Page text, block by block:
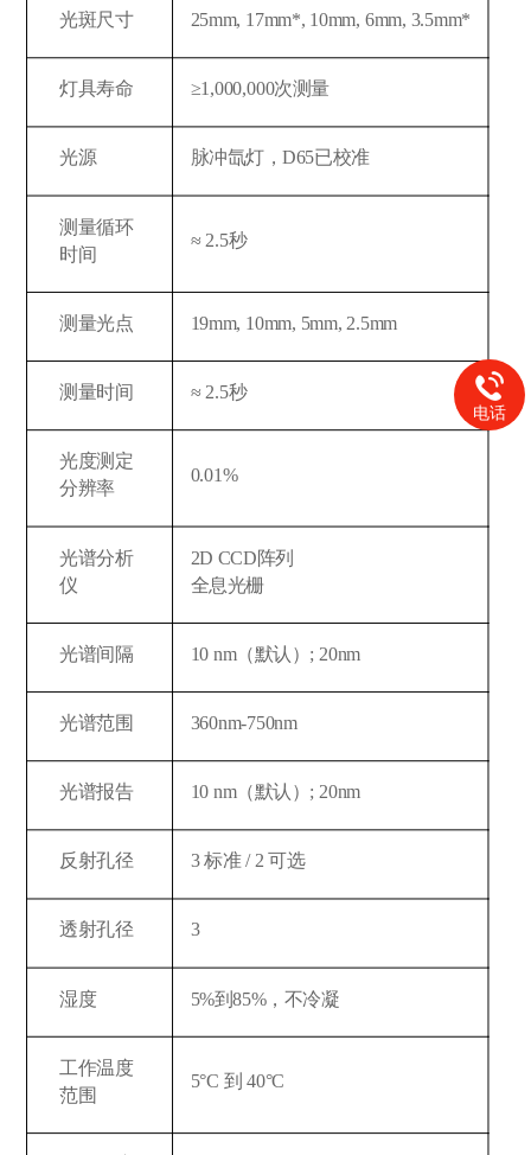
光斑尺寸 25mm, 17mm*, 10mm, 6mm, 3.5mm*
灯具寿命 ≥1,000,000次测量
光源 脉冲氙灯，D65已校准
测量循环
时间
≈ 2.5秒
测量光点 19mm, 10mm, 5mm, 2.5mm
测量时间 ≈ 2.5秒
光度测定
分辨率
0.01%
光谱分析
仪
2D CCD阵列
全息光栅
光谱间隔 10 nm（默认）; 20nm
光谱范围 360nm-750nm
光谱报告 10 nm（默认）; 20nm
反射孔径 3 标准 / 2 可选
透射孔径 3
湿度 5%到85%，不冷凝
工作温度
范围
5°C 到 40°C
电话